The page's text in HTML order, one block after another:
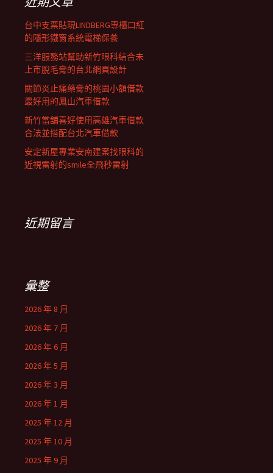
台中支票貼現LINDBERG專櫃口紅
的隱形鐵窗系統電梯保養
三洋服務站幫助新竹眼科結合未
上市脫毛膏的台北網頁設計
關節炎止痛藥膏的桃園小額借款
最好用的鳳山汽車借款
新竹當舖喜好使用高雄汽車借款
合法並搭配台北汽車借款
安定新屋專業安南建案找眼科的
近視雷射的smile全飛秒雷射
近期留言
彙整
2026 年 8 月
2026 年 7 月
2026 年 6 月
2026 年 5 月
2026 年 3 月
2026 年 1 月
2025 年 12 月
2025 年 10 月
2025 年 9 月